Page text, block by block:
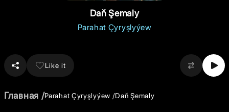
Daň Şemaly
Parahat Çyryşlyýew
Like it
Главная Parahat Çyryşlyýew Daň Şemaly